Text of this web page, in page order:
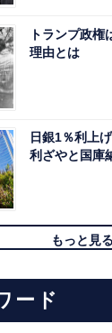
トランプ政権
理由とは
日銀1％利上
利ざやと国庫
もっと見る
ード